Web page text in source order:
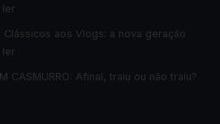
ler
Clássicos aos Vlogs: a nova geração
ler
CASMURRO: Afinal, traiu ou não traiu?